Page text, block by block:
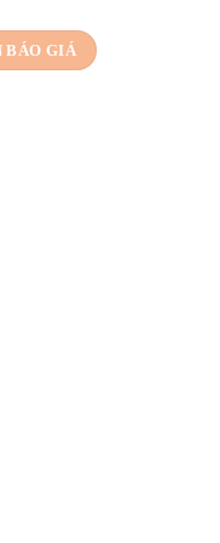
BÁO GIÁ